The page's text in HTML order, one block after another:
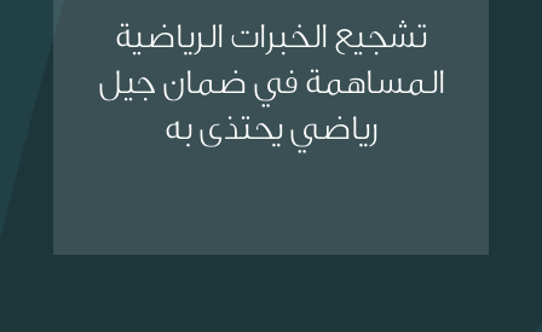
تشجيع الخبرات الرياضية
المساهمة في ضمان جيل
رياضي يحتذى به